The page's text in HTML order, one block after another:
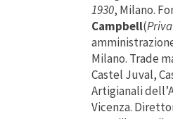
1930, Milano.
Campbell(
Milano. Trade
Castel Juval,
Artigianali
Vicenza.